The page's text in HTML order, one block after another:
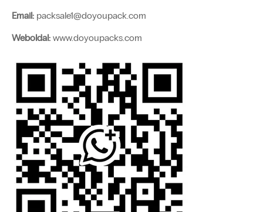
Email: packsale1@doyoupack.com
Weboldal: www.doyoupacks.com